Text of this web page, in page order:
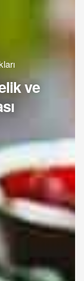
ve